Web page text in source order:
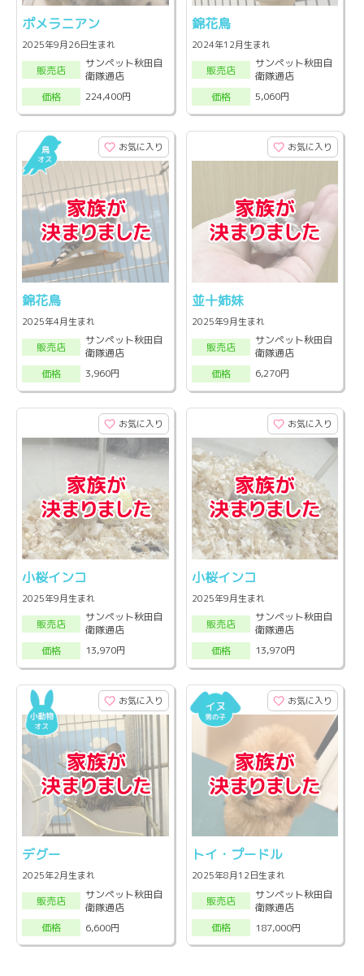
ポメラニアン
2025年9月26日生まれ
販売店
サンペット秋田自
衛隊通店
価格
224,400円
錦花鳥
2024年12月生まれ
販売店
サンペット秋田自
衛隊通店
価格
5,060円
お気に入り
錦花鳥
2025年4月生まれ
販売店
サンペット秋田自
衛隊通店
価格
3,960円
お気に入り
並十姉妹
2025年9月生まれ
販売店
サンペット秋田自
衛隊通店
価格
6,270円
お気に入り
小桜インコ
2025年9月生まれ
販売店
サンペット秋田自
衛隊通店
価格
13,970円
お気に入り
小桜インコ
2025年9月生まれ
販売店
サンペット秋田自
衛隊通店
価格
13,970円
お気に入り
デグー
2025年2月生まれ
販売店
サンペット秋田自
衛隊通店
価格
6,600円
お気に入り
トイ・プードル
2025年8月12日生まれ
販売店
サンペット秋田自
衛隊通店
価格
187,000円